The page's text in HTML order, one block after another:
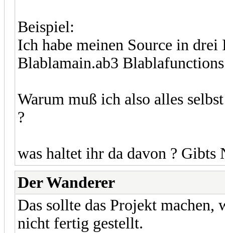
Beispiel:
Ich habe meinen Source in
Blablamain.ab3
Warum muß ich also alles
?
was haltet ihr da davon ? Gibts
Der Wanderer
Das sollte das Projekt machen,
nicht fertig gestellt.